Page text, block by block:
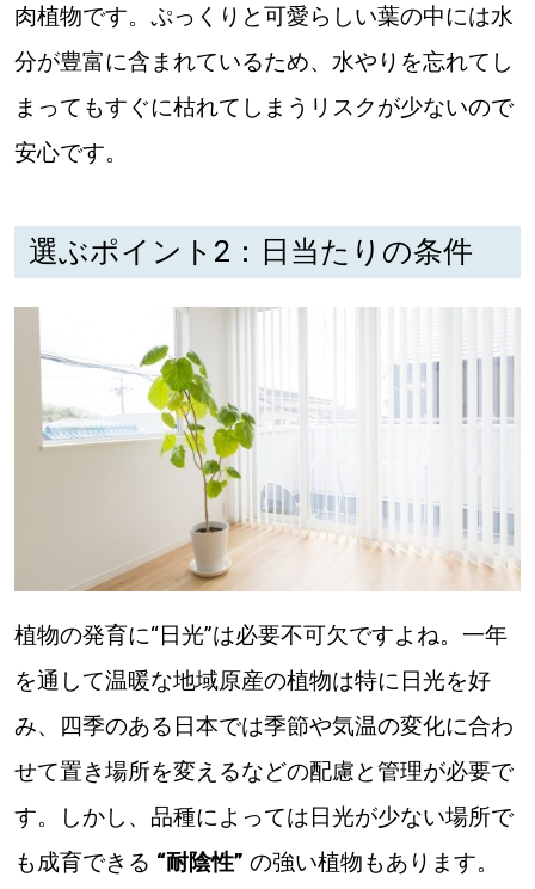
パートナーメディア Sitakkeパートナー
運営会社 広告掲載
情報提供・お問い合わせ
閉じる
肉植物です。ぷっくりと可愛らしい葉の中には水
分が豊富に含まれているため、水やりを忘れてし
まってもすぐに枯れてしまうリスクが少ないので
安心です。
選ぶポイント2：日当たりの条件
植物の発育に“日光”は必要不可欠ですよね。一年
を通して温暖な地域原産の植物は特に日光を好
み、四季のある日本では季節や気温の変化に合わ
せて置き場所を変えるなどの配慮と管理が必要で
す。しかし、品種によっては日光が少ない場所で
も成育できる “耐陰性” の強い植物もあります。